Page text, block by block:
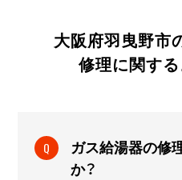
大阪府羽曳野市
修理に関する
Q
ガス給湯器の修
か？